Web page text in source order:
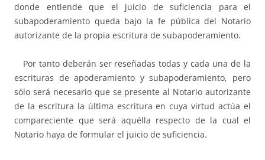
donde entiende que el juicio de suficiencia para el
subapoderamiento queda bajo la fe pública del Notario
autorizante de la propia escritura de subapoderamiento.
Por tanto deberán ser reseñadas todas y cada una de la
escrituras de apoderamiento y subapoderamiento, pero
sólo será necesario que se presente al Notario autorizante
de la escritura la última escritura en cuya virtud actúa el
compareciente que será aquélla respecto de la cual el
Notario haya de formular el juicio de suficiencia.